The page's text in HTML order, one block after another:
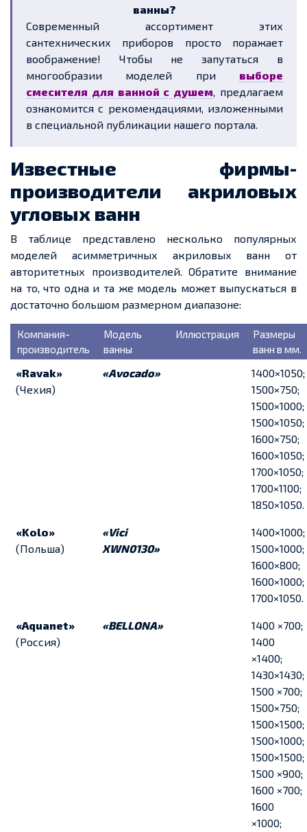
ванны?
Современный ассортимент этих
сантехнических приборов просто поражает
воображение! Чтобы не запутаться в
многообразии моделей при выборе
смесителя для ванной с душем, предлагаем
ознакомится с рекомендациями, изложенными
в специальной публикации нашего портала.
Известные фирмы-
производители акриловых
угловых ванн
В таблице представлено несколько популярных
моделей асимметричных акриловых ванн от
авторитетных производителей. Обратите внимание
на то, что одна и та же модель может выпускаться в
достаточно большом размерном диапазоне:
Компания-
производитель
Модель
ванны
Иллюстрация
Размеры
ванн в мм.
«Ravak»
(Чехия)
«Аvocado»
1400×1050;
1500×750;
1500×1000;
1500×1050;
1600×750;
1600×1050;
1700×1050;
1700×1100;
1850×1050.
«Kolo»
(Польша)
«Vici
XWN0130»
1400×1000;
1500×1000;
1600×800;
1600×1000;
1700×1050.
«Aquanet»
(Россия)
«BELLONA»
1400 ×700;
1400
×1400;
1430×1430;
1500 ×700;
1500×750;
1500×1500;
1500×1000;
1500×1500;
1500 ×900;
1600 ×700;
1600
×1000;